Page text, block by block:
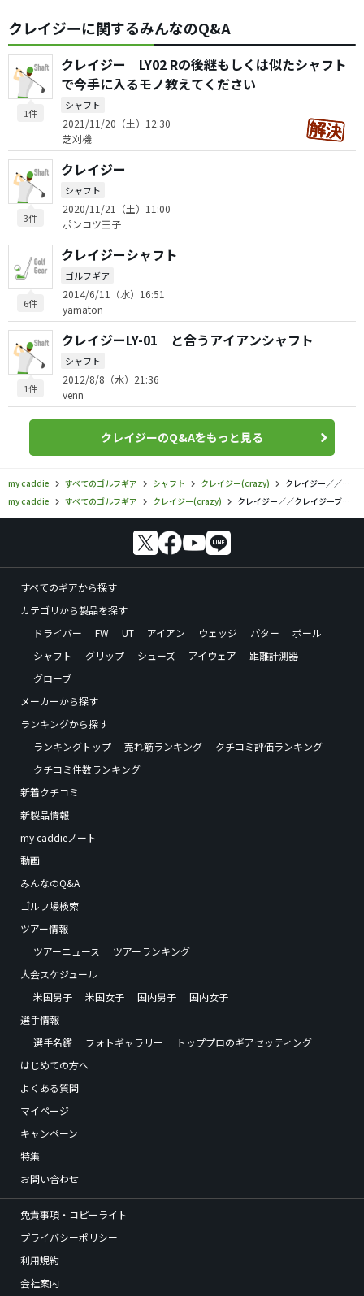
クレイジーに関するみんなのQ&A
1件
クレイジー LY02 Rの後継もしくは似たシャフト
で今手に入るモノ教えてください
シャフト
2021/11/20（土）12:30
芝刈機
3件
クレイジー
シャフト
2020/11/21（土）11:00
ポンコツ王子
6件
クレイジーシャフト
ゴルフギア
2014/6/11（水）16:51
yamaton
1件
クレイジーLY-01 と合うアイアンシャフト
シャフト
2012/8/8（水）21:36
venn
クレイジーのQ&Aをもっと見る
my caddie すべてのゴルフギア シャフト クレイジー(crazy)
クレイジー／／クレイジーブラックアイアン 01の口コミ評価
my caddie
すべてのゴルフギア クレイジー(crazy) クレイジー／／クレイジーブラックアイアン 01の口コミ評価
すべてのギアから探す
カテゴリから製品を探す
ドライバー
FW UT アイアン ウェッジ パター
ボール
シャフト
グリップ シューズ アイウェア
距離計測器
グローブ
メーカーから探す
ランキングから探す
ランキングトップ
売れ筋ランキング
クチコミ評価ランキング
クチコミ件数ランキング
新着クチコミ
新製品情報
my caddieノート
動画
みんなのQ&A
ゴルフ場検索
ツアー情報
ツアーニュース
ツアーランキング
大会スケジュール
米国男子
米国女子 国内男子
国内女子
選手情報
選手名鑑
フォトギャラリー
トッププロのギアセッティング
はじめての方へ
よくある質問
マイページ
キャンペーン
特集
お問い合わせ
免責事項・コピーライト
プライバシーポリシー
利用規約
会社案内